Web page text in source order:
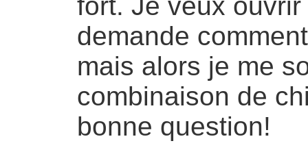
demande
mais alors je me
combinaison de
bonne question!